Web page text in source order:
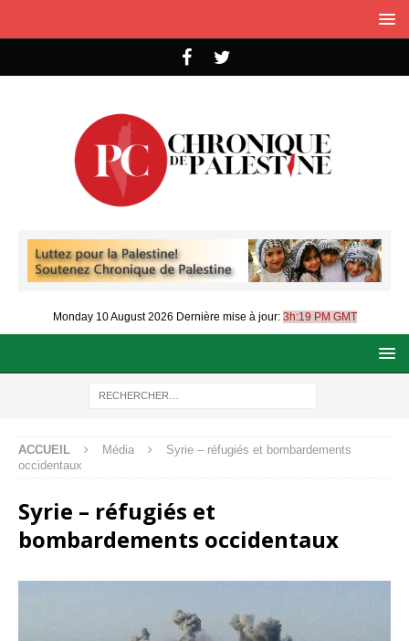
Monday 10 August 2026 Dernière mise à jour: 3h:19 PM GMT
ACCUEIL Média
Syrie – réfugiés et bombardements
occidentaux
Syrie – réfugiés et
bombardements occidentaux